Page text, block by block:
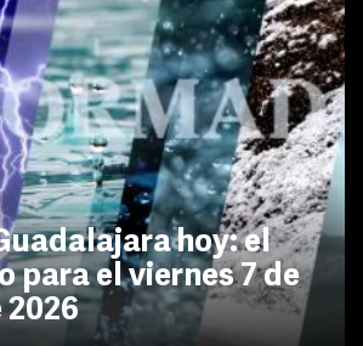
hoy: el
para el viernes 7 de
2026